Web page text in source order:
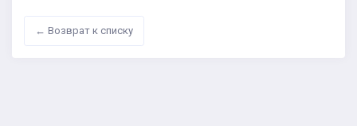
← Возврат к списку